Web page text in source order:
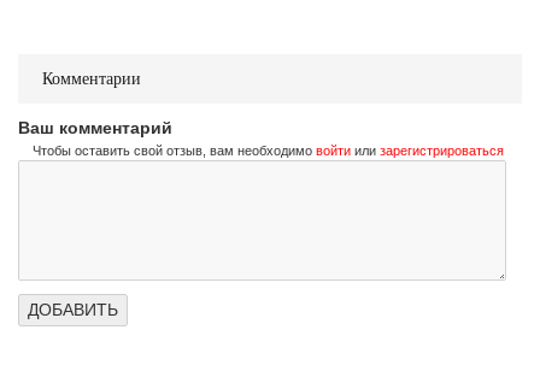
Комментарии
Ваш комментарий
Чтобы оставить свой отзыв, вам необходимо войти или зарегистрироваться